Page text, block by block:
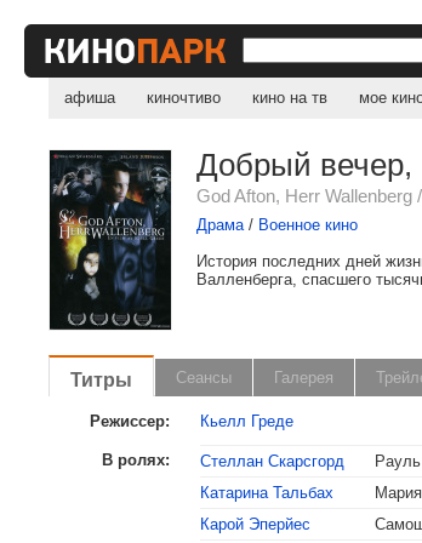
афиша киночтиво кино на тв мое
Добрый вечер,
God Afton, Herr Wallenberg
Драма/ Военное кино
История последних дней
Валленберга, спасшего
Титры Сеансы Галерея
Режиссер: Кьелл Греде
В ролях: Стеллан Скарсгорд
Катарина Тальбах
Мария
Карой Эперйес